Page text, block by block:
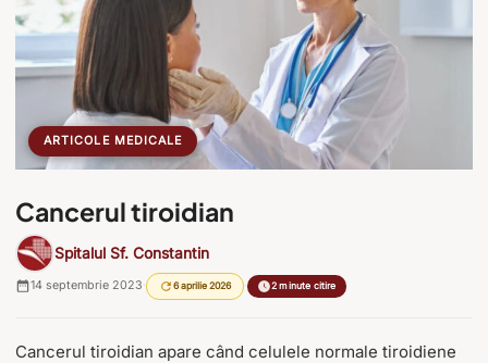
ARTICOLE MEDICALE
Cancerul tiroidian
Spitalul Sf. Constantin
14 septembrie 2023· 6 aprilie 2026 · 2 minute citire
Cancerul tiroidian apare când celulele normale tiroidiene